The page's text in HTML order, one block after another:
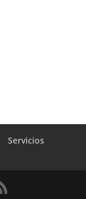
Servicios